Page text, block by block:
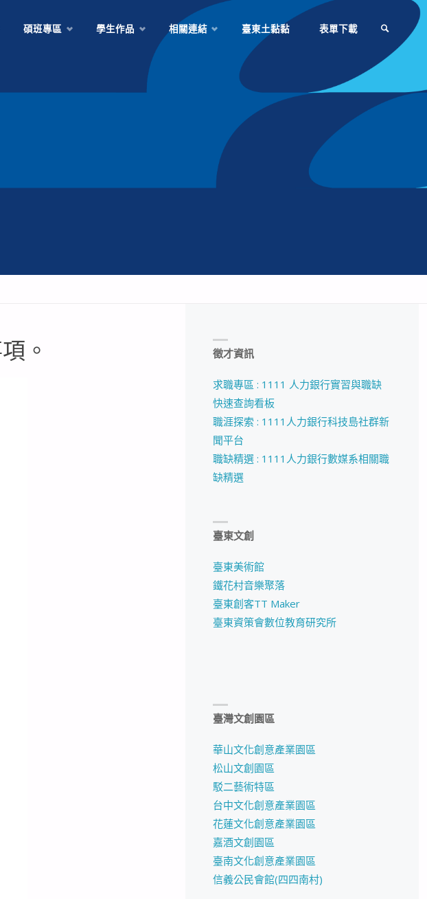
碩班專區 學生作品 相關連結 臺東土黏黏 表單下載
。 徵才資訊
求職專區 : 1111 人力銀行實習與職缺
快速查詢看板
職涯探索 : 1111人力銀行科技島社群新
聞平台
職缺精選 : 1111人力銀行數媒系相關職
缺精選
臺東文創
臺東美術館
鐵花村音樂聚落
臺東創客TT Maker
臺東資策會數位教育研究所
臺灣文創園區
華山文化創意產業園區
松山文創園區
駁二藝術特區
台中文化創意產業園區
花蓮文化創意產業園區
嘉酒文創園區
臺南文化創意產業園區
信義公民會館(四四南村)